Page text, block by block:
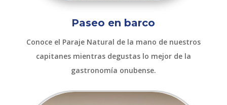
Paseo en barco
Conoce el Paraje Natural de la mano de nuestros
capitanes mientras degustas lo mejor de la
gastronomía onubense.